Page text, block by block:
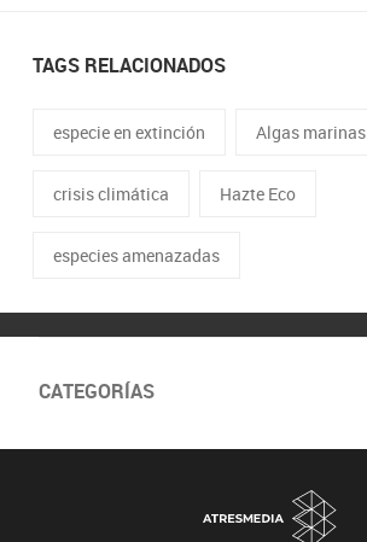
TAGS RELACIONADOS
especie en extinción Algas marinas
crisis climática Hazte Eco
especies amenazadas
CATEGORÍAS
Biodiversidad Cambio Climático